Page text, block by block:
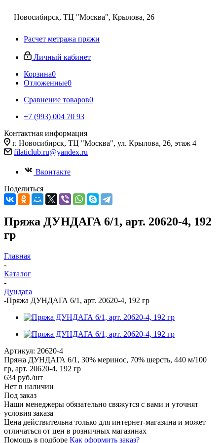
Новосибирск, ТЦ "Москва", Крылова, 26
Расчет метража пряжи
Личный кабинет
Корзина0
Отложенные0
Сравнение товаров0
+7 (993) 004 70 93
Контактная информация
г. Новосибирск, ТЦ "Москва", ул. Крылова, 26, этаж 4
filaticlub.ru@yandex.ru
Вконтакте
Поделиться
Пряжа ДУНДАГА 6/1, арт. 20620-4, 192
гр
Главная
-
Каталог
-
Дундага
-Пряжа ДУНДАГА 6/1, арт. 20620-4, 192 гр
Артикул: 20620-4
Пряжа ДУНДАГА 6/1, 30% меринос, 70% шерсть, 440 м/100
гр, арт. 20620-4, 192 гр
634 руб./шт
Нет в наличии
Под заказ
Наши менеджеры обязательно свяжутся с вами и уточнят
условия заказа
Цена действительна только для интернет-магазина и может
отличаться от цен в розничных магазинах
Помощь в подборе Как оформить заказ?